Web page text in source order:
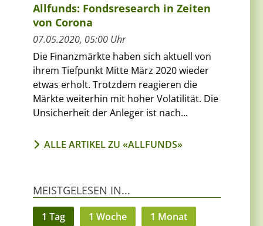
Allfunds: Fondsresearch in Zeiten
von Corona
07.05.2020, 05:00 Uhr
Die Finanzmärkte haben sich aktuell von
ihrem Tiefpunkt Mitte März 2020 wieder
etwas erholt. Trotzdem reagieren die
Märkte weiterhin mit hoher Volatilität. Die
Unsicherheit der Anleger ist nach...
ALLE ARTIKEL ZU «ALLFUNDS»
MEISTGELESEN IN...
1 Tag 1 Woche 1 Monat